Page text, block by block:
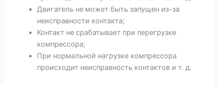
Двигатель не может быть запущен из-за
неисправности контакта;
Контакт не срабатывает при перегрузке
компрессора;
При нормальной нагрузке компрессора
происходит неисправность контактов и т. д.